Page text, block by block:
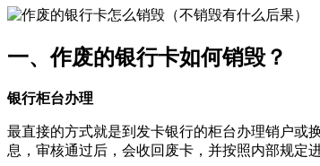
一、作废的银行卡如何销毁？
银行柜台办理‌
最直接的方式就是到发卡银行的柜台办理销户或
息，审核通过后，会收回废卡，并按照内部规定进